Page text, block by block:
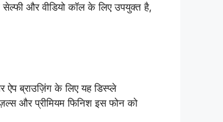
और वीडियो कॉल के लिए उपयुक्त है,
ब्राउज़िंग के लिए यह डिस्प्ले
और प्रीमियम फिनिश इस फोन को